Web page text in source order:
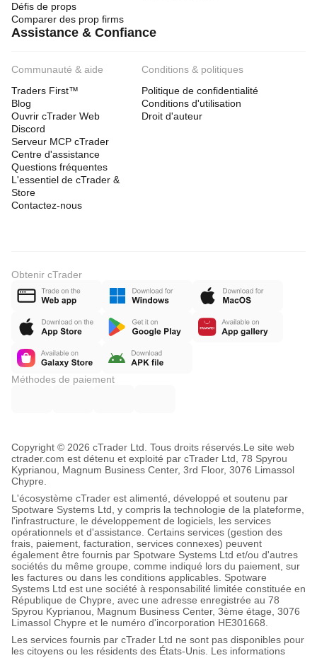
Défis de props
Comparer des prop firms
Assistance & Confiance
Communauté & aide
Traders First™
Blog
Ouvrir cTrader Web
Discord
Serveur MCP cTrader
Centre d'assistance
Questions fréquentes
L'essentiel de cTrader &
Store
Contactez-nous
Conditions & politiques
Politique de confidentialité
Conditions d'utilisation
Droit d'auteur
Obtenir cTrader
Méthodes de paiement
Copyright © 2026 cTrader Ltd. Tous droits réservés. Le site web
ctrader.com est détenu et exploité par cTrader Ltd, 78 Spyrou
Kyprianou, Magnum Business Center, 3rd Floor, 3076 Limassol
Chypre.
L'écosystème cTrader est alimenté, développé et soutenu par
Spotware Systems Ltd, y compris la technologie de la plateforme,
l'infrastructure, le développement de logiciels, les services
opérationnels et d'assistance. Certains services (gestion des
frais, paiement, facturation, services connexes) peuvent
également être fournis par Spotware Systems Ltd et/ou d'autres
sociétés du même groupe, comme indiqué lors du paiement, sur
les factures ou dans les conditions applicables. Spotware
Systems Ltd est une société à responsabilité limitée constituée en
République de Chypre, avec une adresse enregistrée au 78
Spyrou Kyprianou, Magnum Business Center, 3ème étage, 3076
Limassol Chypre et le numéro d'incorporation HE301668.
Les services fournis par cTrader Ltd ne sont pas disponibles pour
les citoyens ou les résidents des États-Unis. Les informations